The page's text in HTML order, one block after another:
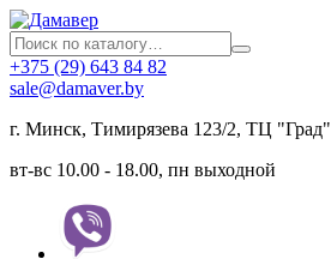
+375 (29) 643 84 82
sale@damaver.by
г. Минск, Тимирязева 123/2, ТЦ "Град"
вт-вс 10.00 - 18.00, пн выходной